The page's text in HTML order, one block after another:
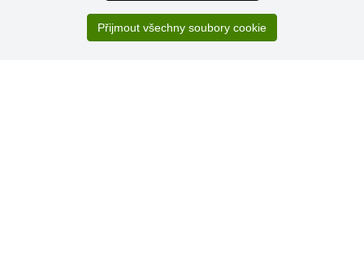
Přijmout všechny soubory cookie